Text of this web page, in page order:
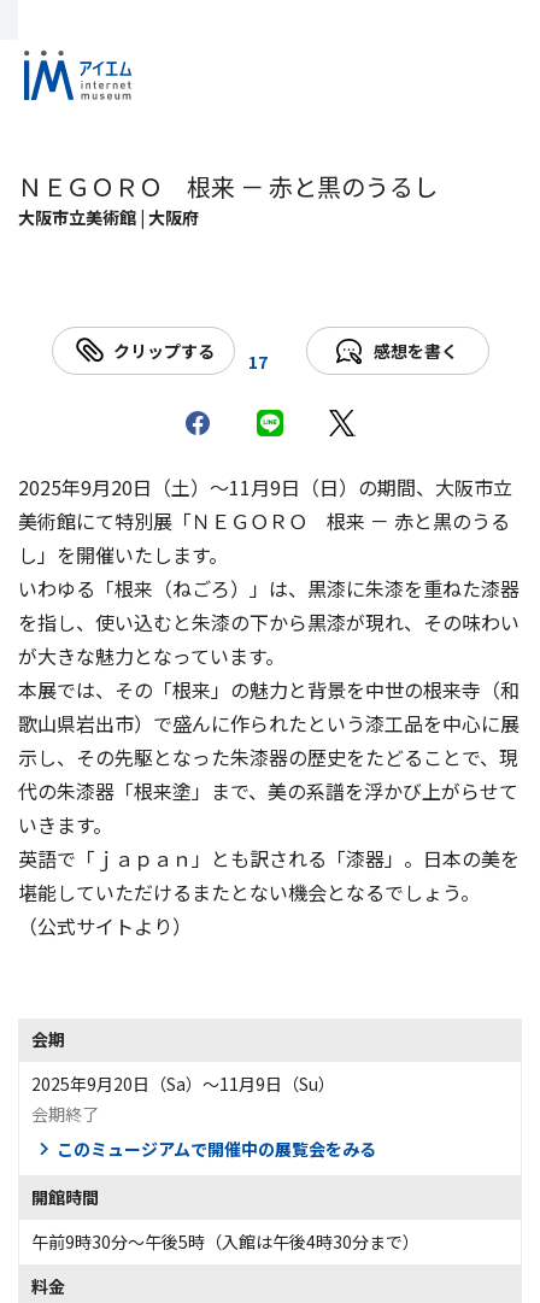
ＮＥＧＯＲＯ 根来 － 赤と黒のうるし
大阪市立美術館 | 大阪府
クリップする 17 感想を書く
2025年9月20日（土）～11月9日（日）の期間、大阪市立
美術館にて特別展「ＮＥＧＯＲＯ 根来 － 赤と黒のうる
し」を開催いたします。
いわゆる「根来（ねごろ）」は、黒漆に朱漆を重ねた漆器
を指し、使い込むと朱漆の下から黒漆が現れ、その味わい
が大きな魅力となっています。
本展では、その「根来」の魅力と背景を中世の根来寺（和
歌山県岩出市）で盛んに作られたという漆工品を中心に展
示し、その先駆となった朱漆器の歴史をたどることで、現
代の朱漆器「根来塗」まで、美の系譜を浮かび上がらせて
いきます。
英語で「ｊａｐａｎ」とも訳される「漆器」。日本の美を
堪能していただけるまたとない機会となるでしょう。
（公式サイトより）
会期
2025年9月20日（Sa）〜11月9日（Su）
会期終了
このミュージアムで開催中の展覧会をみる
開館時間
午前9時30分〜午後5時（入館は午後4時30分まで）
料金